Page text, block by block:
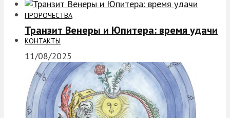
ПРОРОЧЕСТВА
КОНТАКТЫ
Транзит Венеры и Юпитера: время удачи
11/08/2025